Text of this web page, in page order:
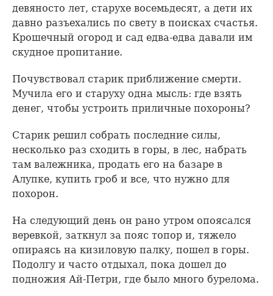
девяносто лет, старухе восемьдесят, а дети их
давно разъехались по свету в поисках счастья.
Крошечный огород и сад едва-едва давали им
скудное пропитание.
Почувствовал старик приближение смерти.
Мучила его и старуху одна мысль: где взять
денег, чтобы устроить приличные похороны?
Старик решил собрать последние силы,
несколько раз сходить в горы, в лес, набрать
там валежника, продать его на базаре в
Алупке, купить гроб и все, что нужно для
похорон.
На следующий день он рано утром опоясался
веревкой, заткнул за пояс топор и, тяжело
опираясь на кизиловую палку, пошел в горы.
Подолгу и часто отдыхал, пока дошел до
подножия Ай-Петри, где было много бурелома.